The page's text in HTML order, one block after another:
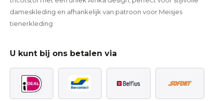
dameskleding en afhankelijk van patroon voor Meisjes
tienerkleding
U kunt bij ons betalen via